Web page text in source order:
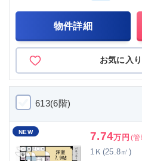
物件詳細
お気に入
613(6階)
NEW 7.74万円 (管
1Ｋ(25.8㎡)